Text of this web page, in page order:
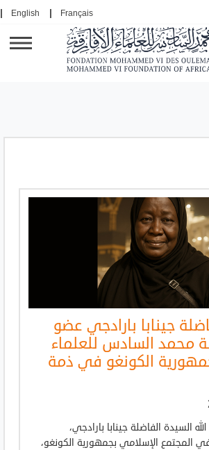
Français
English
جينابا بارادجي عضو
محمد السادس للعلماء
الكونغو في ذمة
السيدة الفاضلة جينابا بارادجي،
المجتمع الإسلامي بجمهورية الكونغو،